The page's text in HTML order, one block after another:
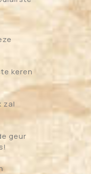
keren
zal
geur